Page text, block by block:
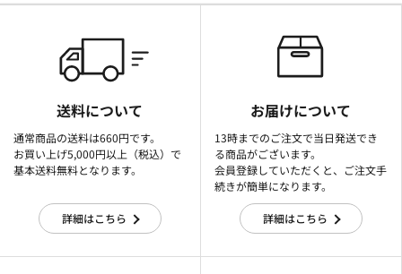
送料について
通常商品の送料は660円です。
お買い上げ5,000円以上（税込）で
基本送料無料となります。
詳細はこちら
お届けについて
13時までのご注文で当日発送でき
る商品がございます。
会員登録していただくと、ご注文手
続きが簡単になります。
詳細はこちら